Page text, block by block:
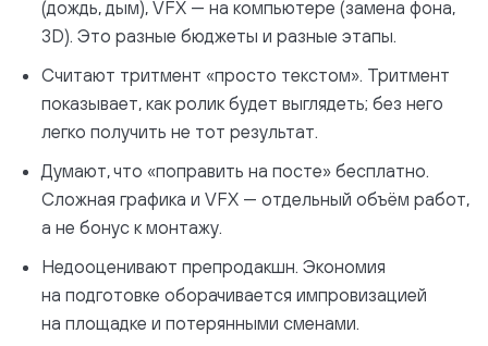
(дождь, дым), VFX — на компьютере (замена фона,
3D). Это разные бюджеты и разные этапы.
Считают тритмент «просто текстом». Тритмент
показывает, как ролик будет выглядеть; без него
легко получить не тот результат.
Думают, что «поправить на посте» бесплатно.
Сложная графика и VFX — отдельный объём работ,
а не бонус к монтажу.
Недооценивают препродакшн. Экономия
на подготовке оборачивается импровизацией
на площадке и потерянными сменами.